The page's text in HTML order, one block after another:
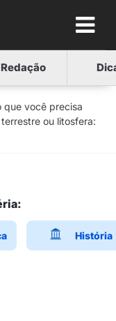
Redação
que você precisa
ou litosfera:
História